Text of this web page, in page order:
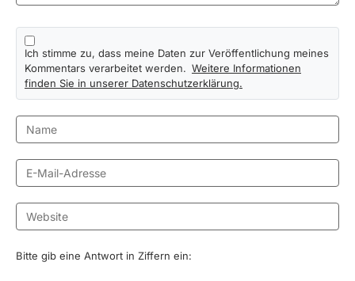
Ich stimme zu, dass meine Daten zur Veröffentlichung meines
Kommentars verarbeitet werden. Weitere Informationen
finden Sie in unserer Datenschutzerklärung.
Bitte gib eine Antwort in Ziffern ein: